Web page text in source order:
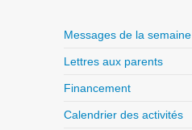
Messages de la semaine
Lettres aux parents
Financement
Calendrier des activités